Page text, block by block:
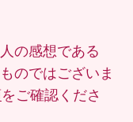
の感想である
のではございま
をご確認くださ